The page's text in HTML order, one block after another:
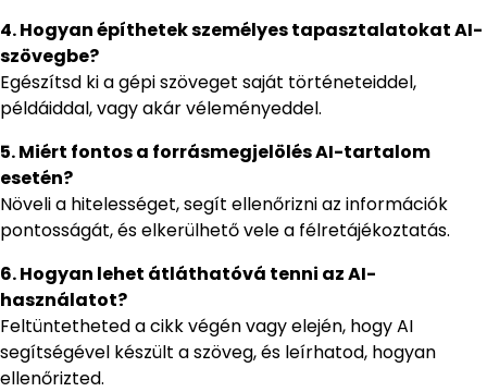
4. Hogyan építhetek személyes tapasztalatokat AI-
szövegbe?
Egészítsd ki a gépi szöveget saját történeteiddel,
példáiddal, vagy akár véleményeddel.
5. Miért fontos a forrásmegjelölés AI-tartalom
esetén?
Növeli a hitelességet, segít ellenőrizni az információk
pontosságát, és elkerülhető vele a félretájékoztatás.
6. Hogyan lehet átláthatóvá tenni az AI-
használatot?
Feltüntetheted a cikk végén vagy elején, hogy AI
segítségével készült a szöveg, és leírhatod, hogyan
ellenőrizted.